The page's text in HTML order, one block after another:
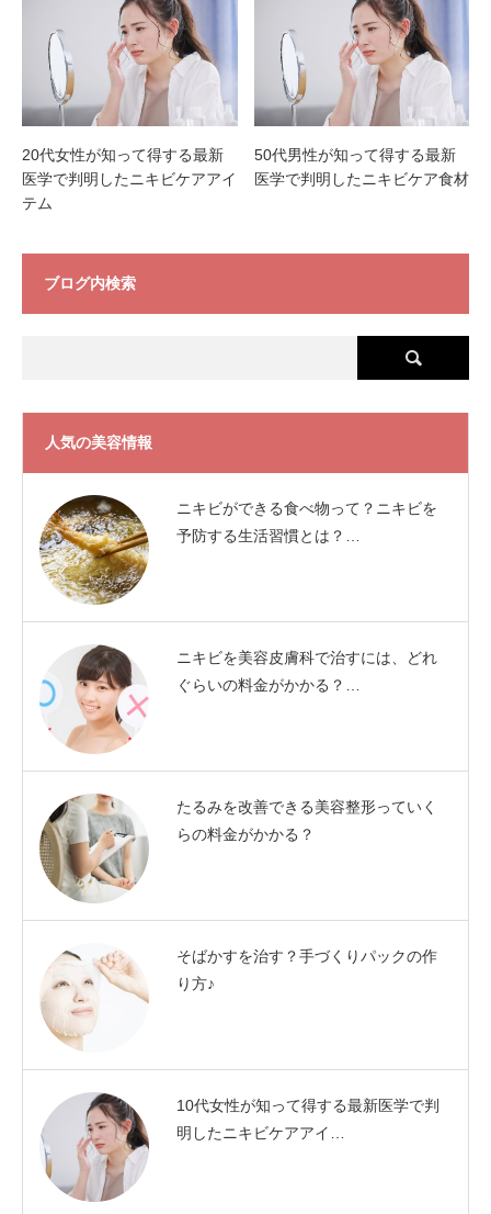
20代女性が知って得する最新
医学で判明したニキビケアアイ
テム
50代男性が知って得する最新
医学で判明したニキビケア食材
ブログ内検索
人気の美容情報
ニキビができる食べ物って？ニキビを
予防する生活習慣とは？…
ニキビを美容皮膚科で治すには、どれ
ぐらいの料金がかかる？…
たるみを改善できる美容整形っていく
らの料金がかかる？
そばかすを治す？手づくりパックの作
り方♪
10代女性が知って得する最新医学で判
明したニキビケアアイ…